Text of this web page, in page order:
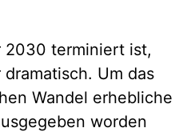
2030 terminiert ist,
Um das
Wandel erhebliche
worden